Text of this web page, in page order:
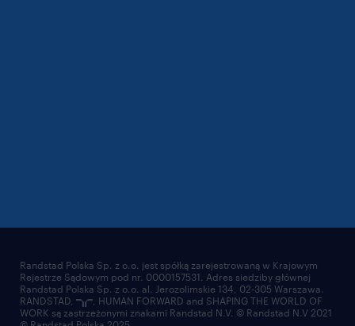
Randstad Polska Sp. z o.o. jest spółką zarejestrowaną w Krajowym
Rejestrze Sądowym pod nr. 0000157531. Adres siedziby głównej
Randstad Polska Sp. z o.o. al. Jerozolimskie 134, 02-305 Warszawa.
RANDSTAD,
, HUMAN FORWARD and SHAPING THE WORLD OF
WORK są zastrzeżonymi znakami Randstad N.V. © Randstad N.V 2021